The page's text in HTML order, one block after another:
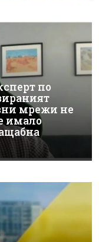
по
мрежи не
имало